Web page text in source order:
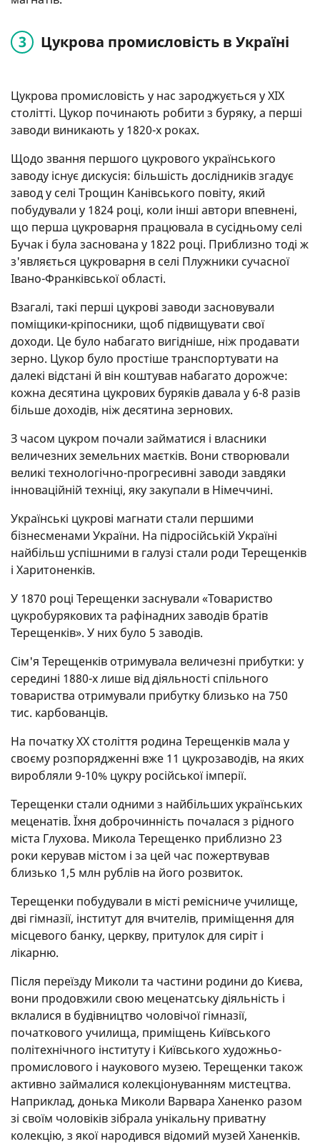
Цукрова промисловість в Україні
Цукрова промисловість у нас зароджується у XIX
столітті. Цукор починають робити з буряку, а перші
заводи виникають у 1820-х роках.
Щодо звання першого цукрового українського
заводу існує дискусія: більшість дослідників згадує
завод у селі Трощин Канівського повіту, який
побудували у 1824 році, коли інші автори впевнені,
що перша цукроварня працювала в сусідньому селі
Бучак і була заснована у 1822 році. Приблизно тоді ж
з'являється цукроварня в селі Плужники сучасної
Івано-Франківської області.
Взагалі, такі перші цукрові заводи засновували
поміщики-кріпосники, щоб підвищувати свої
доходи. Це було набагато вигідніше, ніж продавати
зерно. Цукор було простіше транспортувати на
далекі відстані й він коштував набагато дорожче:
кожна десятина цукрових буряків давала у 6-8 разів
більше доходів, ніж десятина зернових.
З часом цукром почали займатися і власники
величезних земельних маєтків. Вони створювали
великі технологічно-прогресивні заводи завдяки
інноваційній техніці, яку закупали в Німеччині.
Українські цукрові магнати стали першими
бізнесменами України. На підросійській Україні
найбільш успішними в галузі стали роди Терещенків
і Харитоненків.
У 1870 році Терещенки заснували «Товариство
цукробурякових та рафінадних заводів братів
Терещенків». У них було 5 заводів.
Сім'я Терещенків отримувала величезні прибутки: у
середині 1880-х лише від діяльності спільного
товариства отримували прибутку близько на 750
тис. карбованців.
На початку XX століття родина Терещенків мала у
своєму розпорядженні вже 11 цукрозаводів, на яких
виробляли 9-10% цукру російської імперії.
Терещенки стали одними з найбільших українських
меценатів. Їхня доброчинність почалася з рідного
міста Глухова. Микола Терещенко приблизно 23
роки керував містом і за цей час пожертвував
близько 1,5 млн рублів на його розвиток.
Терещенки побудували в місті ремісниче училище,
дві гімназії, інститут для вчителів, приміщення для
місцевого банку, церкву, притулок для сиріт і
лікарню.
Після переїзду Миколи та частини родини до Києва,
вони продовжили свою меценатську діяльність і
вклалися в будівництво чоловічої гімназії,
початкового училища, приміщень Київського
політехнічного інституту і Київського художньо-
промислового і наукового музею. Терещенки також
активно займалися колекціонуванням мистецтва.
Наприклад, донька Миколи Варвара Ханенко разом
зі своїм чоловіків зібрала унікальну приватну
колекцію, з якої народився відомий музей Ханенків.